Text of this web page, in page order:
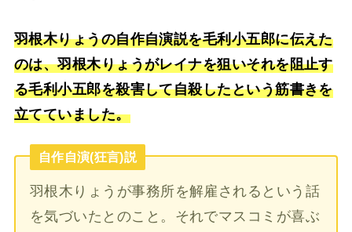
羽根木りょうの自作自演説を毛利小五郎に伝えた
のは、羽根木りょうがレイナを狙いそれを阻止す
る毛利小五郎を殺害して自殺したという筋書きを
立てていました。
自作自演(狂言)説
羽根木りょうが事務所を解雇されるという話
を気づいたとのこと。それでマスコミが喜ぶ